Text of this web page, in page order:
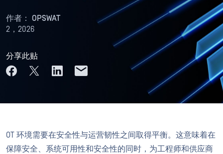
作者： OPSWAT
2，2026
分享此贴
OT 环境需要在安全性与运营韧性之间取得平衡。这意味着在
保障安全、系统可用性和安全性的同时，为工程师和供应商